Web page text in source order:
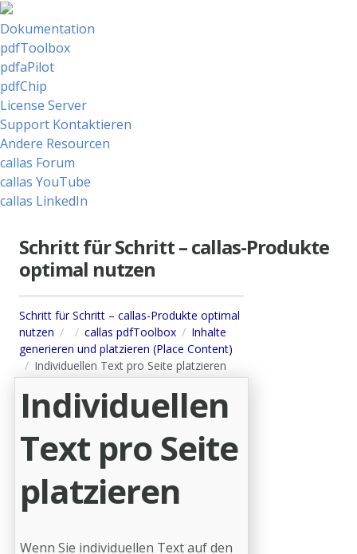
Dokumentation
pdfToolbox
pdfaPilot
pdfChip
License Server
Support Kontaktieren
Andere Resourcen
callas Forum
callas YouTube
callas LinkedIn
Schritt für Schritt – callas-Produkte
optimal nutzen
Schritt für Schritt – callas-Produkte optimal
nutzen
callas pdfToolbox
Inhalte
generieren und platzieren (Place Content)
Individuellen Text pro Seite platzieren
Individuellen
Text pro Seite
platzieren
Wenn Sie individuellen Text auf den